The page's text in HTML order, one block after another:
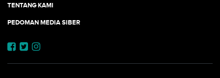
TENTANG KAMI
PEDOMAN MEDIA SIBER